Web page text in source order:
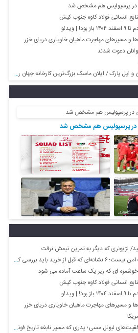
در پرسپولیس هم مشخص شد
انسانی فولاد کاوه جنوب کیش
| ویدئو
و مسیرهای مهاجرت ماهیان خاویاری دریای خزر
اپل پارک / ایلان ماسک بزرگ‌ترین کارخانه جهان را می‌سازد؟
در پرسپولیس هم مشخص شد
لژیونری که دیگر به تمرین تیمش نرفت
خرید باید بررسی کنید
خوشمزه ای که زیر یک ساعت آماده می شود
انسانی فولاد کاوه جنوب کیش
| ویدئو
و مسیرهای مهاجرت ماهیان خاویاری دریای خزر
لیونل مسی؛ پدری که مسیر نابغه تاریخ فوتبال جهان را ساخت